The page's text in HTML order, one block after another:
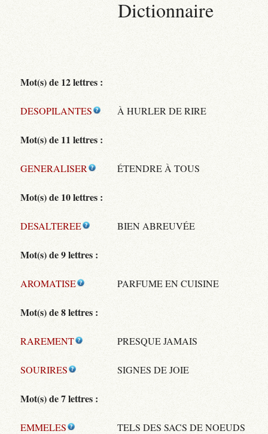
Dictionnaire
Mot(s) de 12 lettres :
DESOPILANTES À HURLER DE RIRE
Mot(s) de 11 lettres :
GENERALISER ÉTENDRE À TOUS
Mot(s) de 10 lettres :
DESALTEREE BIEN ABREUVÉE
Mot(s) de 9 lettres :
AROMATISE PARFUME EN CUISINE
Mot(s) de 8 lettres :
RAREMENT PRESQUE JAMAIS
SOURIRES SIGNES DE JOIE
Mot(s) de 7 lettres :
EMMELES TELS DES SACS DE NOEUDS